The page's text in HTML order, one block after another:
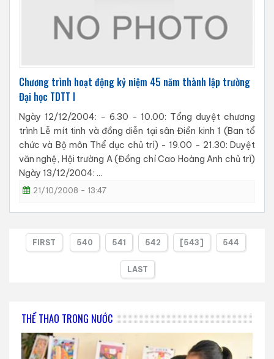
Chương trình hoạt động kỷ niệm 45 năm thành lập trường
Đại học TDTT I
Ngày 12/12/2004: - 6.30 - 10.00: Tổng duyệt chương
trình Lễ mít tinh và đồng diễn tại sân Điền kinh 1 (Ban tổ
chức và Bộ môn Thể dục chủ trì) - 19.00 - 21.30: Duyệt
văn nghệ, Hội trường A (Đồng chí Cao Hoàng Anh chủ trì)
Ngày 13/12/2004: ...
21/10/2008 - 13:47
FIRST 540 541 542 [543] 544
LAST
THỂ THAO TRONG NƯỚC